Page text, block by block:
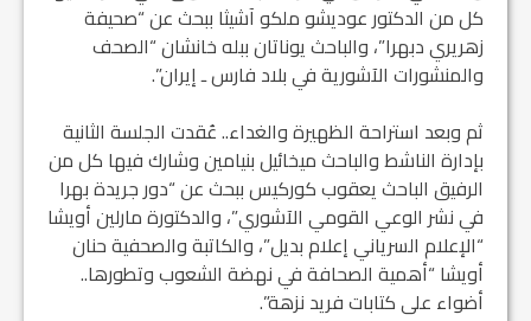
كل من الدكتور عوديشو ملكو آشيثا ببحث عن “صحيفة
زهريري دبهرا”، والباحث يوناتان ببله خانشان “الصحف
والمنشورات الآشورية في بلاد فارس ـ إيران”.
ثم وبعد استراحة الظهيرة والغداء.. عُقدت الجلسة الثانية
بإدارة الناشط والباحث ميخائيل بنيامين وشارك فيها كل من
الرفيق الباحث يعقوب كوركيس ببحث عن “دور جريدة بهرا
في نشر الوعي القومي الآشوري”، والدكتورة مارلين أويشا
“الإعلام السرياني إعلام بديل”، والكاتبة والصحفية حنان
أويشا “أهمية الصحافة في نهضة الشعوب وتطورها..
أضواء على كتابات فريد نزهة”.